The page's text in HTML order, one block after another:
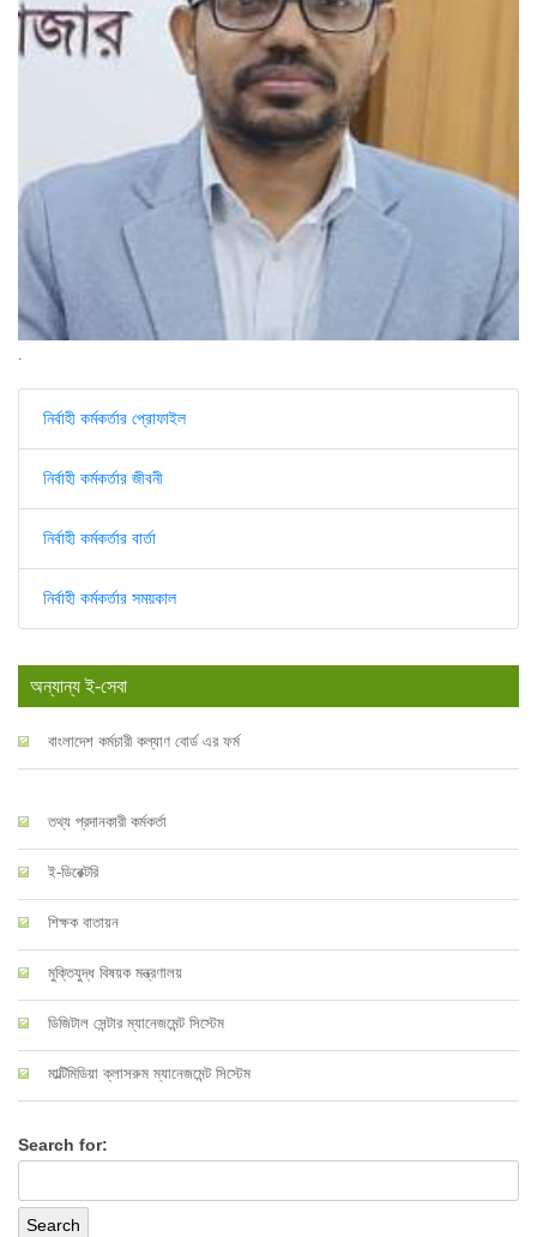
.
নির্বাহী কর্মকর্তার প্রোফাইল
নির্বাহী কর্মকর্তার জীবনী
নির্বাহী কর্মকর্তার বার্তা
নির্বাহী কর্মকর্তার সময়কাল
অন্যান্য ই-সেবা
বাংলাদেশ কর্মচারী কল্যাণ বোর্ড এর ফর্ম
তথ্য প্রদানকারী কর্মকর্তা
ই-ডিরেক্টরি
শিক্ষক বাতায়ন
মুক্তিযুদ্ধ বিষয়ক মন্ত্রণালয়
ডিজিটাল সেন্টার ম্যানেজমেন্ট সিস্টেম
মাল্টিমিডিয়া ক্লাসরুম ম্যানেজমেন্ট সিস্টেম
Search for: